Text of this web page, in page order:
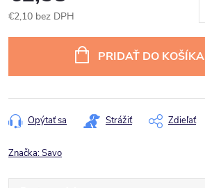
€2,10 bez DPH
PRIDAŤ DO KOŠÍKA
Opýtať sa Strážiť Zdieľať
Značka:Savo